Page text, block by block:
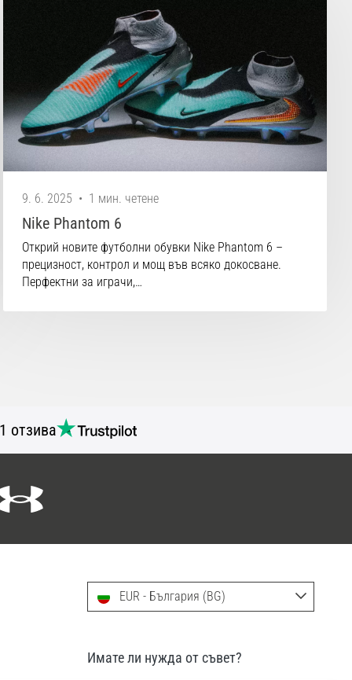
9. 6. 2025 • 1 мин. четене
Nike Phantom 6
Открий новите футболни обувки Nike Phantom 6 –
прецизност, контрол и мощ във всяко докосване.
Перфектни за играчи,…
отзива
EUR - България (BG)
Имате ли нужда от съвет?